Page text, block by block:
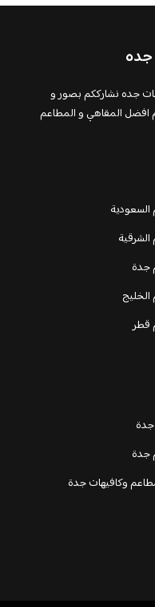
جده نشارككم بصور و
المقاهي و المطاعم
جدة
قطر
جدة
وكافيهات جدة